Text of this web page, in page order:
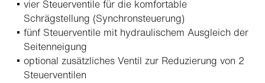
vier Steuerventile für die komfortable
Schrägstellung (Synchronsteuerung)
fünf Steuerventile mit hydraulischem Ausgleich der
Seitenneigung
optional zusätzliches Ventil zur Reduzierung von 2
Steuerventilen